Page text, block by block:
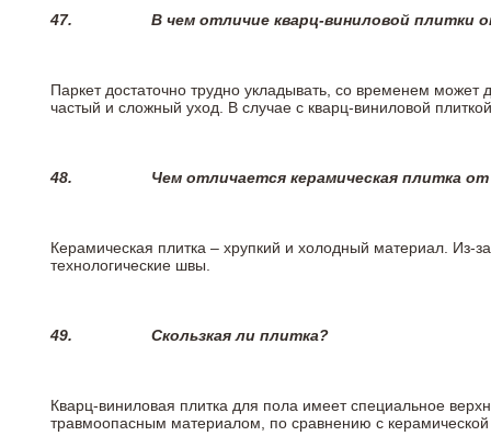
47. В чем отличие кварц-виниловой плитки
Паркет достаточно трудно укладывать, со временем
частый и сложный уход. В случае с кварц-виниловой
48. Чем отличается керамическая плитка
Керамическая плитка – хрупкий и холодный материал. Из-
технологические швы.
49. Скользкая ли плитка?
Кварц-виниловая плитка для пола имеет специальное
травмоопасным материалом, по сравнению с